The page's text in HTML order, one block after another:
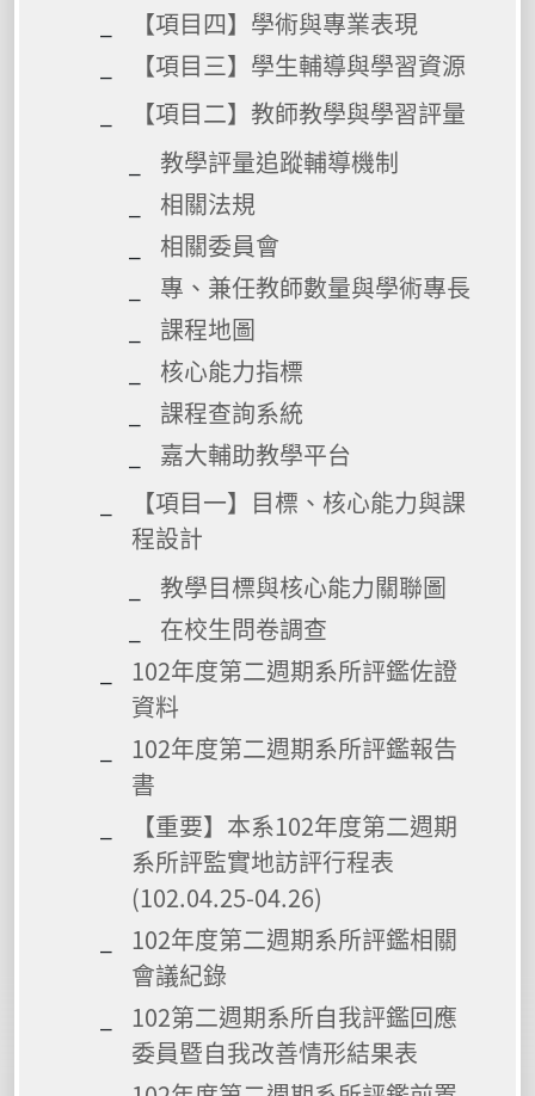
【項目四】學術與專業表現
【項目三】學生輔導與學習資源
【項目二】教師教學與學習評量
教學評量追蹤輔導機制
相關法規
相關委員會
專、兼任教師數量與學術專長
課程地圖
核心能力指標
課程查詢系統
嘉大輔助教學平台
【項目一】目標、核心能力與課
程設計
教學目標與核心能力關聯圖
在校生問卷調查
102年度第二週期系所評鑑佐證
資料
102年度第二週期系所評鑑報告
書
【重要】本系102年度第二週期
系所評監實地訪評行程表
(102.04.25-04.26)
102年度第二週期系所評鑑相關
會議紀錄
102第二週期系所自我評鑑回應
委員暨自我改善情形結果表